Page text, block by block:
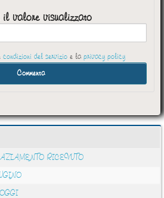
valore visualizzato
condizioni del servizio e la privacy policy
RICEVUTO